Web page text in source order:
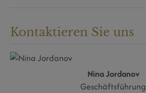
Kontaktieren Sie uns
Nina Jordanov
Geschäftsführung